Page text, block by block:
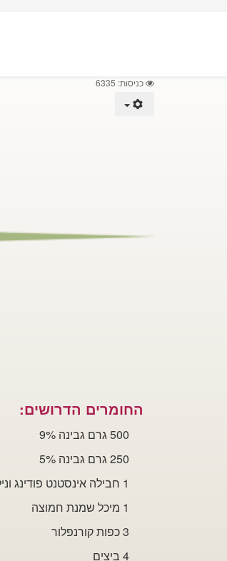
כניסות: 6335
החומרים הדרושים:
500 גרם גבינה 9%
250 גרם
גבינה 5%
1 חבילה אינסטנט פודינג וניל
1 מיכל שמנת
חמוצה
3 כפות קורנפלור
4 ביצים